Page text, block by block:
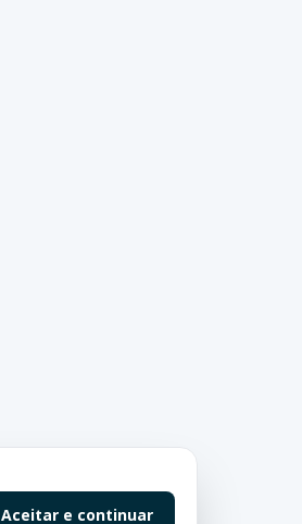
Aceitar e continuar